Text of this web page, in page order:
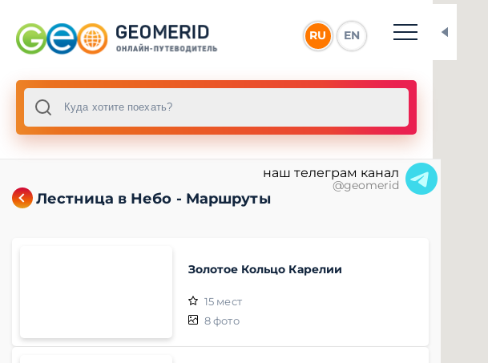
RU EN
наш телеграм канал
@geomerid
Лестница в Небо - Маршруты
Золотое Кольцо Карелии
15 мест
8фото